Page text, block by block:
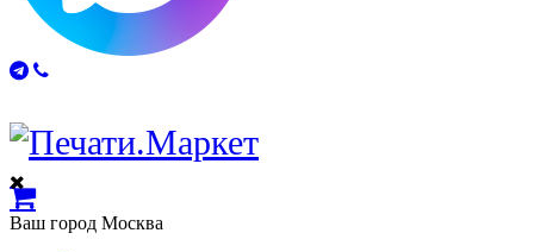
Ваш город Москва